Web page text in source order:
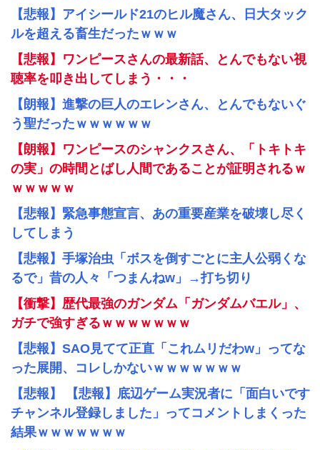
【悲報】アイシールド21のヒル魔さん、日大タック
ルを超える畜生だったｗｗｗ
【悲報】ワンピースさんの最新話、とんでもない視
聴率を叩き出してしまう・・・
【朗報】進撃の巨人のエレンさん、とんでもないぐ
う聖だったｗｗｗｗｗｗ
【朗報】ワンピースのシャンクスさん、「トキトキ
の実」の時間とばし人間であることが証明されるｗ
ｗｗｗｗｗ
【悲報】緊急事態宣言、あの重要産業を破壊し尽く
してしまう
【悲報】手塚治虫「ボスを倒すごとに主人公弱くな
るで」昔の人々「つまんねw」→打ち切り
【衝撃】歴代最強のガンダム「ガンダムバエル」、
ガチで強すぎるｗｗｗｗｗｗｗ
【悲報】SAO見てて正直「これムリだわw」ってな
った展開、コレしかないｗｗｗｗｗｗｗ
【悲報】 【悲報】底辺ゲーム実況者に「面白いです
チャンネル登録しました」ってコメントしまくった
結果ｗｗｗｗｗｗｗ